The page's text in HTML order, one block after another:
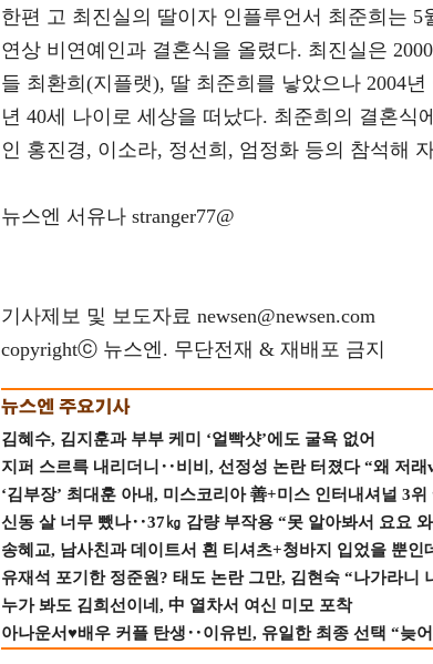
한편 고 최진실의 딸이자 인플루언서 최준희는 5
연상 비연예인과 결혼식을 올렸다. 최진실은
들 최환희(지플랫), 딸 최준희를 낳았으나 2004
년 40세 나이로 세상을 떠났다. 최준희의 결혼식
인 홍진경, 이소라, 정선희, 엄정화 등의 참석해
뉴스엔 서유나 stranger77@
기사제보 및 보도자료 newsen@newsen.com
copyrightⓒ 뉴스엔. 무단전재 & 재배포 금지
김혜수, 김지훈과 부부 케미 ‘얼빡샷’에도 굴욕 없어
지퍼 스르륵 내리더니‥비비, 선정성 논란 터졌다 “왜 저래
‘김부장’ 최대훈 아내, 미스코리아 善+미스 인터내셔널 3
신동 살 너무 뺐나‥37㎏ 감량 부작용 “못 알아봐서 요요
송혜교, 남사친과 데이트서 흰 티셔츠+청바지 입었을 뿐
유재석 포기한 정준원? 태도 논란 그만, 김현숙 “나가라니
누가 봐도 김희선이네, 中 열차서 여신 미모 포착
아나운서♥배우 커플 탄생‥이유빈, 유일한 최종 선택 “늦